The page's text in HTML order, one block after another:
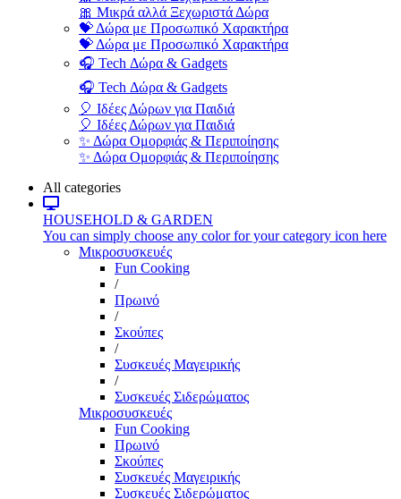
🎀 Μικρά αλλά Ξεχωριστά Δώρα
💝 Δώρα με Προσωπικό Χαρακτήρα
💝 Δώρα με Προσωπικό Χαρακτήρα
🎧 Tech Δώρα & Gadgets
🎧 Tech Δώρα & Gadgets
🎈 Ιδέες Δώρων για Παιδιά
🎈 Ιδέες Δώρων για Παιδιά
✨ Δώρα Ομορφιάς & Περιποίησης
✨ Δώρα Ομορφιάς & Περιποίησης
All categories
HOUSEHOLD & GARDEN
You can simply choose any color for your category icon here
Μικροσυσκευές
Fun Cooking
/
Πρωινό
/
Σκούπες
/
Συσκευές Μαγειρικής
/
Συσκευές Σιδερώματος
Μικροσυσκευές
Fun Cooking
Πρωινό
Σκούπες
Συσκευές Μαγειρικής
Συσκευές Σιδερώματος